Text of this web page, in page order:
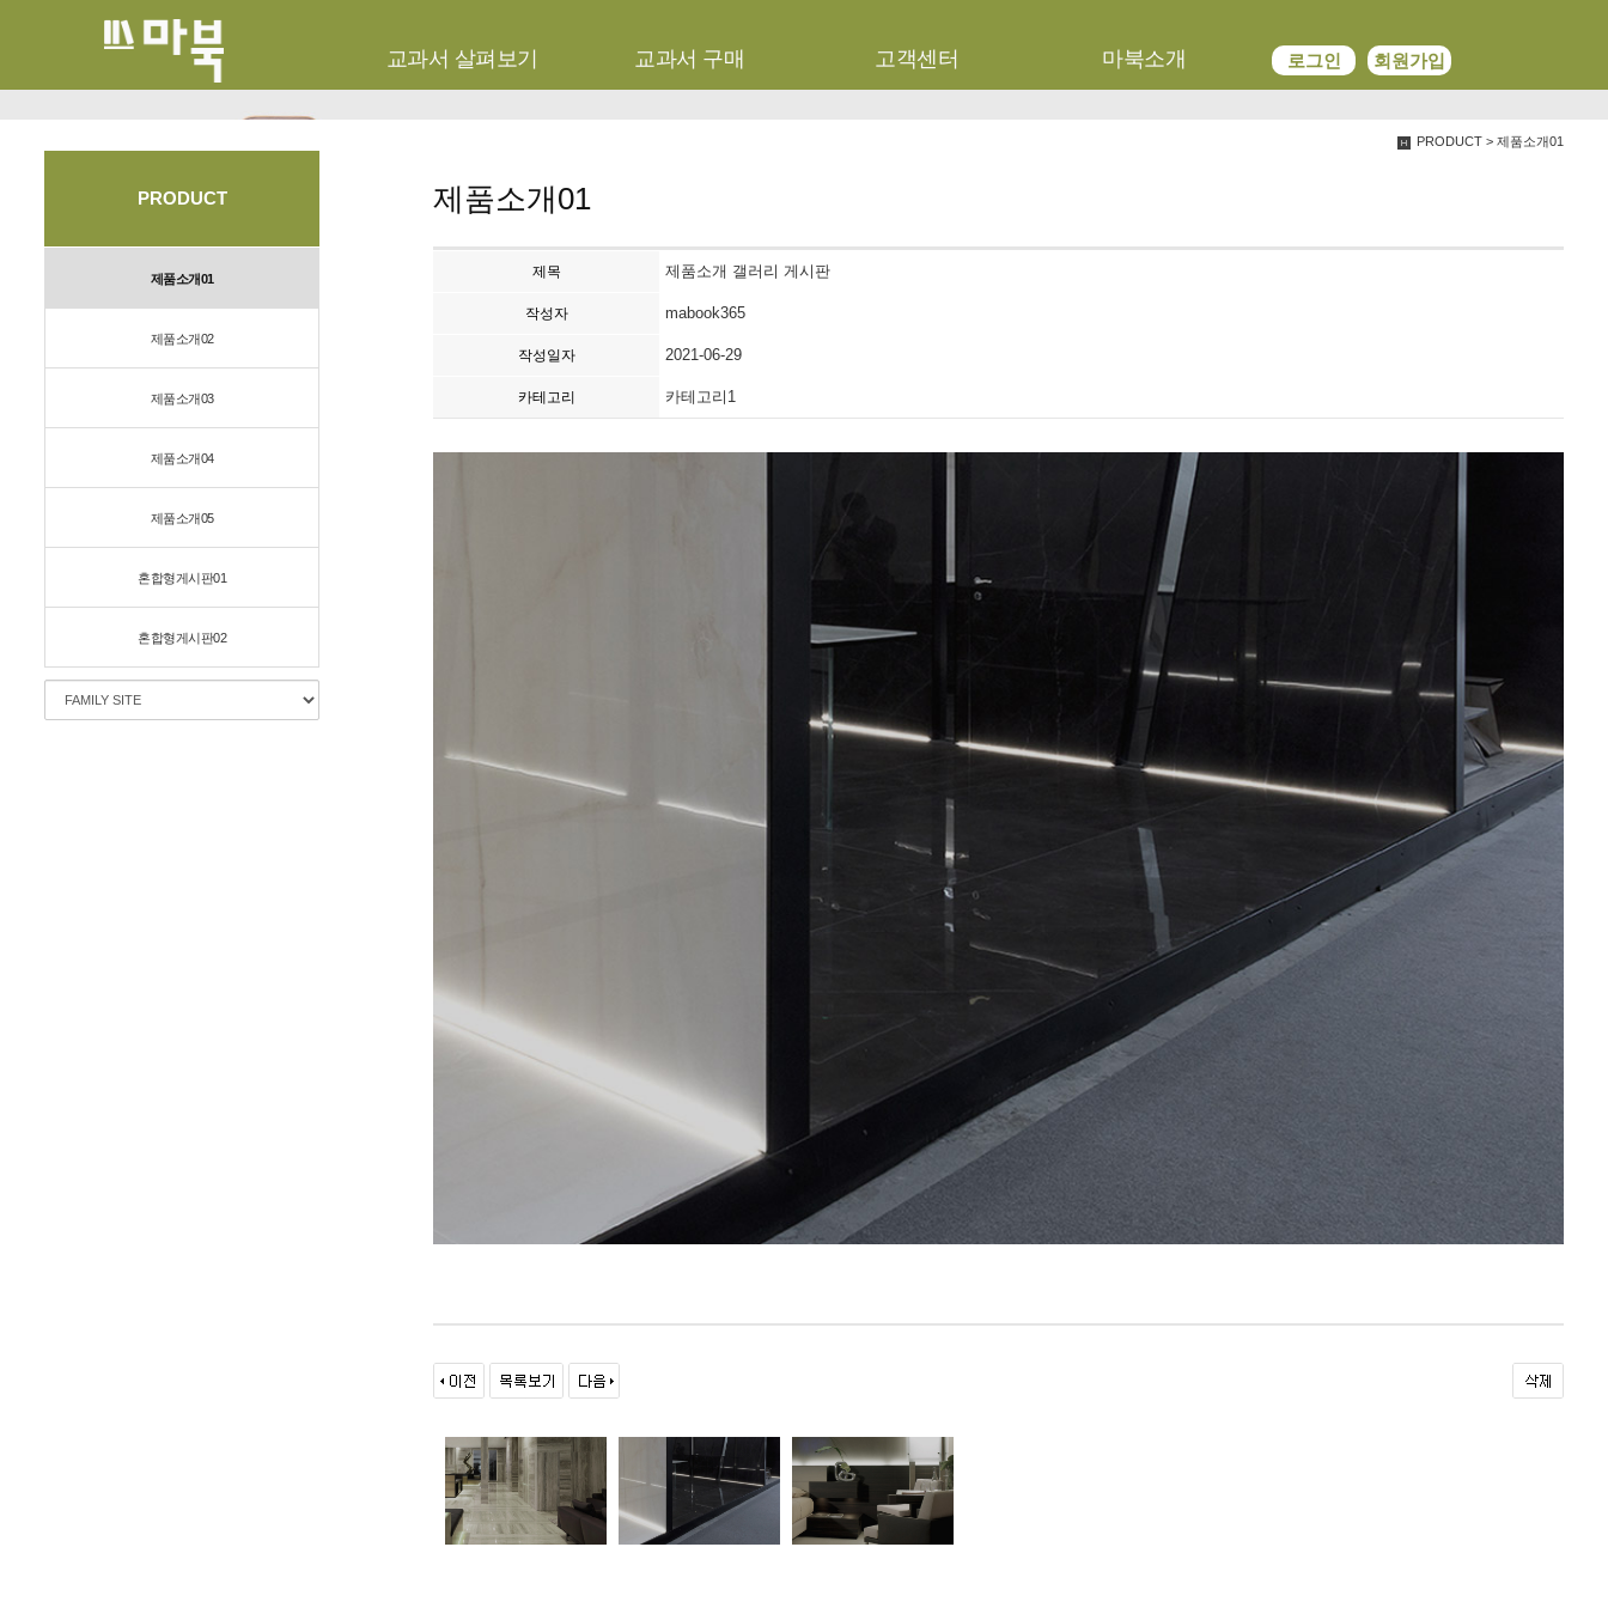
교과서 살펴보기 교과서 구매 고객센터 마북소개 로그인 회원가입
We have created a awesome theme
Far far away,behind the word mountains, far from the countries
PRODUCT > 제품소개01
PRODUCT
제품소개01
제품소개02
제품소개03
제품소개04
제품소개05
혼합형게시판01
혼합형게시판02
제품소개01
제목 제품소개 갤러리 게시판
작성자 mabook365
작성일자 2021-06-29
카테고리 카테고리1